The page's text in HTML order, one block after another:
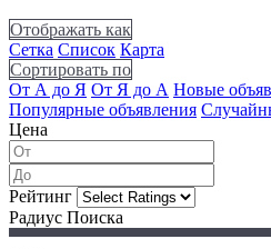
Отображать как
Сетка Список Карта
Сортировать по
От А до Я От Я до А Новые
Популярные объявления
Цена
Рейтинг
Радиус Поиска